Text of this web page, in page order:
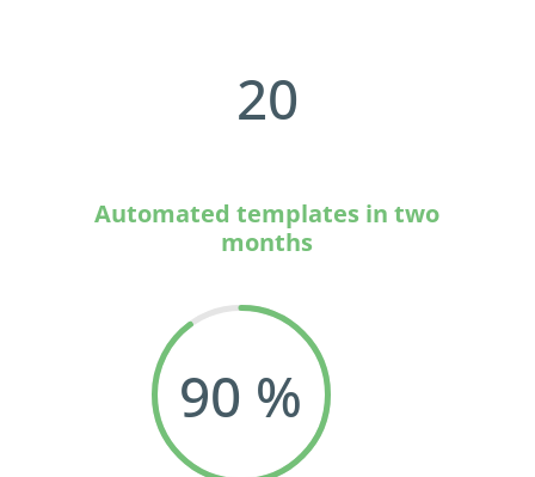
Dodajte svojmu podnikaniu silu
vami radi podelia o svoje úspechy.
Watch 2025 Recap
20
Automated templates in two
months
90 %